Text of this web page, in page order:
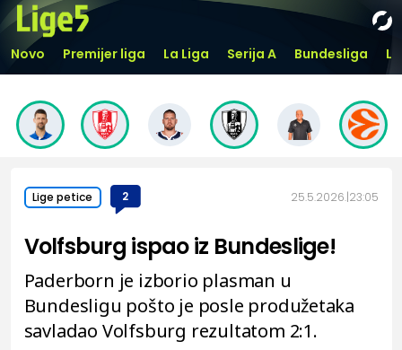
Novo Premijer liga La Liga Serija A Bundesliga
Lige petice 2 25.5.2026. 23:05
Volfsburg ispao iz Bundeslige!
Paderborn je izborio plasman u
Bundesligu pošto je posle produžetaka
savladao Volfsburg rezultatom 2:1.